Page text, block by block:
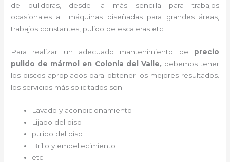
de pulidoras, desde la más sencilla para trabajos
ocasionales a máquinas diseñadas para grandes áreas,
trabajos constantes, pulido de escaleras etc.
Para realizar un adecuado mantenimiento de precio
pulido de mármol
en Colonia del Valle, debemos tener
los discos apropiados para obtener los mejores resultados.
los servicios más solicitados son:
Lavado y acondicionamiento
Lijado del piso
pulido del piso
Brillo y embellecimiento
etc